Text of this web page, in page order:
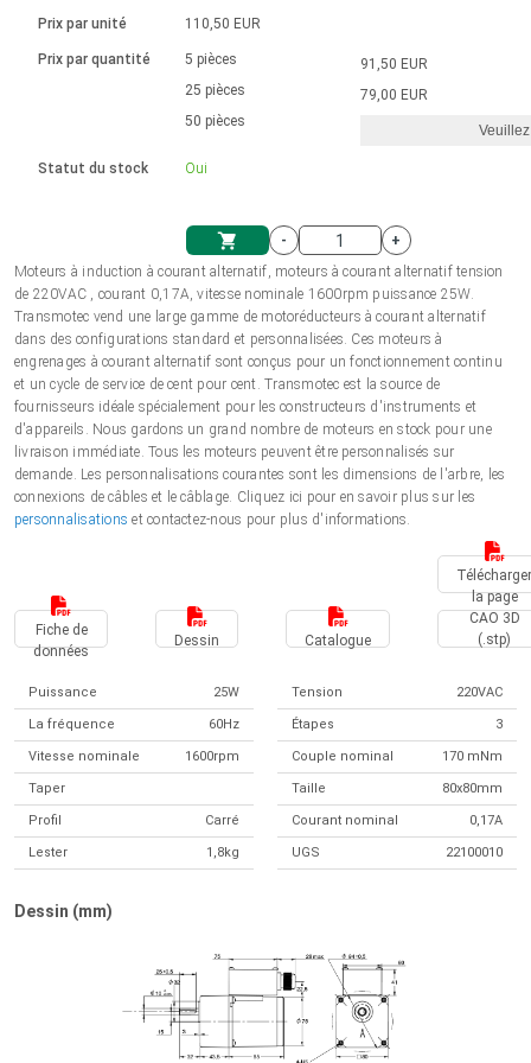
Système d'unité
Panier
Solénoïdes
Ø 28-42| 1-1400 rpm | <= 290Ncm
Contrôleur de moteur CC sans
Pilotes de moteurs à courant
continu à balais série DPWM
Pilotes de moteur pas à pas
Synchrone-Asynchrone | pour 1-4 actionneurs
Boîtes de contrôle
Synchrone-Asynchrone | pour 1-4 actionneurs
Français (EUR)
Polski (EUR)
Norsk (NOK)
Suomi (EUR)
Svenska (SEK)
Prix par unité
Prix par quantité
Statut du stock
110,50 EUR
5 pièces
25 pièces
50 pièces
Oui
91,50 EUR
79,00 EUR
-
+
Moteurs à induction à courant alternatif, moteurs à courant alternatif tension
de 220VAC , courant 0,17A, vitesse nominale 1600rpm puissance 25W.
Transmotec vend une large gamme de motoréducteurs à courant alternatif
dans des configurations standard et personnalisées. Ces moteurs à
engrenages à courant alternatif sont conçus pour un fonctionnement continu
et un cycle de service de cent pour cent. Transmotec est la source de
fournisseurs idéale spécialement pour les constructeurs d'instruments et
d'appareils. Nous gardons un grand nombre de moteurs en stock pour une
livraison immédiate. Tous les moteurs peuvent être personnalisés sur
demande. Les personnalisations courantes sont les dimensions de l'arbre, les
connexions de câbles et le câblage. Cliquez ici pour en savoir plus sur les
personnalisationset contactez-nous pour plus d'informations.
Télécharger
la page
Fiche de
données
Dessin Catalogue
CAO 3D
(.stp)
Puissance 25W Tension 220VAC
La fréquence 60Hz Étapes 3
Vitesse nominale 1600rpm Couple nominal 170 mNm
Taper Taille 80x80mm
Profil Carré Courant nominal 0,17A
Lester 1,8kg UGS 22100010
Dessin (mm)